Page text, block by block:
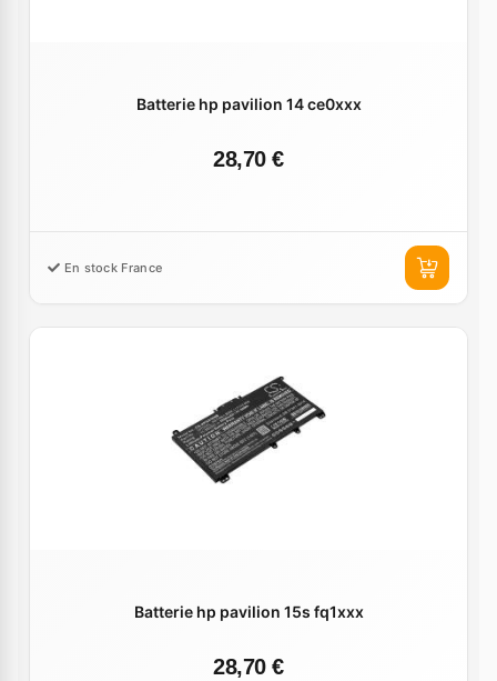
Batterie hp pavilion 14 ce0xxx
28,70 €
En stock France
Batterie hp pavilion 15s fq1xxx
28,70 €